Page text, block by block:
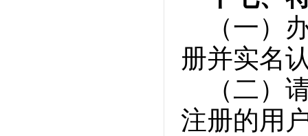
（一）
册并实名
（二）
注册的用